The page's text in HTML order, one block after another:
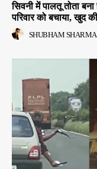
सिवनी में पालतू तोता
परिवार को बचाया, खुद
SHUBHAM SHARMA